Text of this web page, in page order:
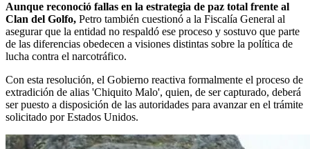
Aunque reconoció fallas en la estrategia de paz total frente al
Clan del Golfo, Petro también cuestionó a la Fiscalía General al
asegurar que la entidad no respaldó ese proceso y sostuvo que parte
de las diferencias obedecen a visiones distintas sobre la política de
lucha contra el narcotráfico.
Con esta resolución, el Gobierno reactiva formalmente el proceso de
extradición de alias 'Chiquito Malo', quien, de ser capturado, deberá
ser puesto a disposición de las autoridades para avanzar en el trámite
solicitado por Estados Unidos.